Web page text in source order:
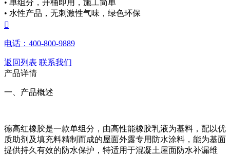
• 单组分，开桶即用，施工简单
• 水性产品，无刺激性气味，绿色环保

电话：400-800-9889
返回列表 联系我们
产品详情
一、产品概述
德高红橡胶是一款单组分，由高性能橡胶乳液为基料，配以优
质助剂及填充料精制而成的屋面外露专用防水涂料，能为基面
提供持久有效的防水保护，特适用于混凝土屋面防水补漏维